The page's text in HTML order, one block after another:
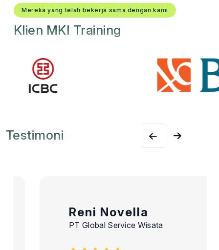
Mereka yang telah bekerja sama dengan kami
Klien MKI Training
Testimoni
Reni Novella
PT Global Service Wisata